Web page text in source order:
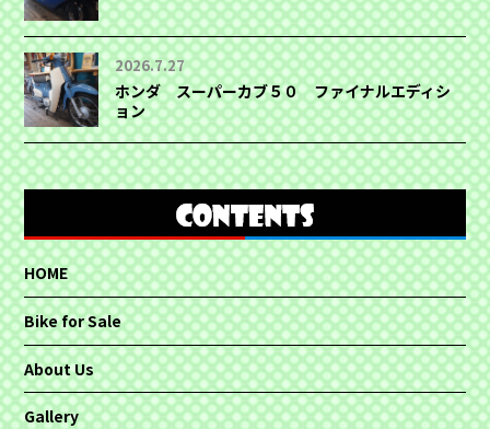
2026.7.27
ホンダ スーパーカブ５０ ファイナルエディシ
ョン
HOME
Bike for Sale
About Us
Gallery